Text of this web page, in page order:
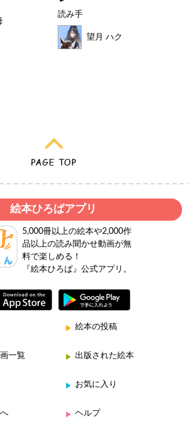
読み手
望月 ハク
絵本ひろばアプリ
5,000冊以上の絵本や2,000作
品以上の読み聞かせ動画が無
料で楽しめる！
『絵本ひろば』公式アプリ。
絵本の投稿
一覧 出版された絵本
お気に入り
ヘルプ